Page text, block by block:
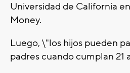
Universidad de California
Money.
Luego, \"los hijos pueden
padres cuando cumplan 21